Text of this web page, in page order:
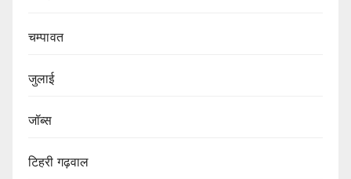
चम्पावत
जुलाई
जॉब्स
टिहरी गढ़वाल